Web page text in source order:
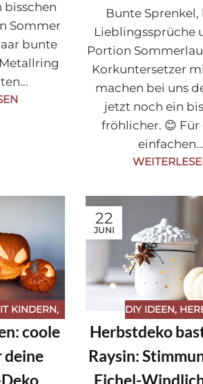
bisschen
Sommer
bunte
Bunte Sprenkel,
Lieblingssprüche
Portion
Korkuntersetzer
machen bei uns
jetzt noch ein
fröhlicher. 😊 Für
einfachen...
KINDERN,
,
coole
deine
22
JUNI
DIY IDEEN,
Herbstdeko
Raysin:
Eichel-